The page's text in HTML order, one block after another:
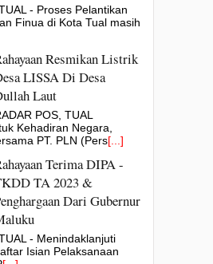
- Proses Pelantikan
Finua di Kota Tual masih
Resmikan Listrik
LISSA Di Desa
Laut
POS, TUAL
Kehadiran Negara,
PT. PLN (Pers[...]
Terima DIPA -
TA 2023 &
Dari Gubernur
- Menindaklanjuti
Isian Pelaksanaan